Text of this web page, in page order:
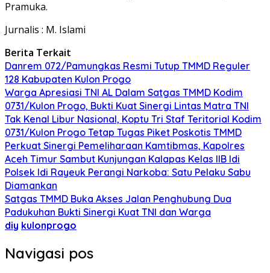
Pramuka.
Jurnalis : M. Islami
Berita Terkait
Danrem 072/Pamungkas Resmi Tutup TMMD Reguler
128 Kabupaten Kulon Progo
Warga Apresiasi TNI AL Dalam Satgas TMMD Kodim
0731/Kulon Progo, Bukti Kuat Sinergi Lintas Matra TNI
Tak Kenal Libur Nasional, Koptu Tri Staf Teritorial Kodim
0731/Kulon Progo Tetap Tugas Piket Poskotis TMMD
Perkuat Sinergi Pemeliharaan Kamtibmas, Kapolres
Aceh Timur Sambut Kunjungan Kalapas Kelas IIB Idi
Polsek Idi Rayeuk Perangi Narkoba: Satu Pelaku Sabu
Diamankan
Satgas TMMD Buka Akses Jalan Penghubung Dua
Padukuhan Bukti Sinergi Kuat TNI dan Warga
diy kulonprogo
Navigasi pos